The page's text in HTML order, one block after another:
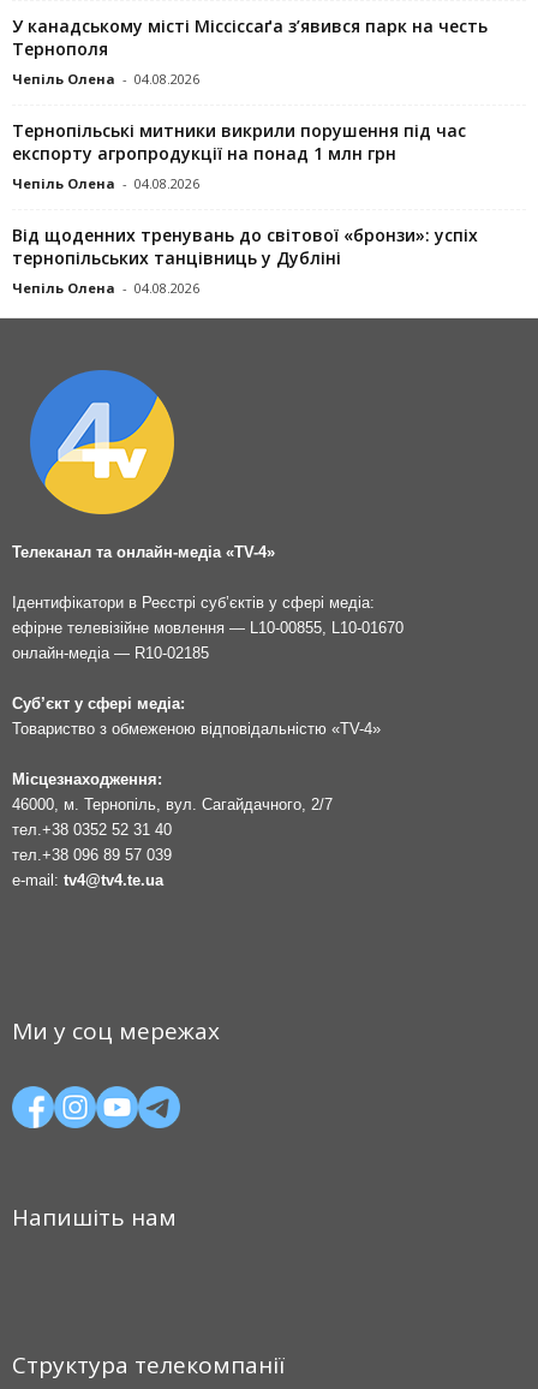
У канадському місті Міссіссаґа з’явився парк на честь
Тернополя
Чепіль Олена - 04.08.2026
Тернопільські митники викрили порушення під час
експорту агропродукції на понад 1 млн грн
Чепіль Олена - 04.08.2026
Від щоденних тренувань до світової «бронзи»: успіх
тернопільських танцівниць у Дубліні
Чепіль Олена - 04.08.2026
Телеканал та онлайн-медіа «TV-4»
Ідентифікатори в Реєстрі суб’єктів у сфері медіа:
ефірне телевізійне мовлення — L10-00855, L10-01670
онлайн-медіа — R10-02185
Суб’єкт у сфері медіа:
Товариство з обмеженою відповідальністю «TV-4»
Місцезнаходження:
46000, м. Тернопіль, вул. Сагайдачного, 2/7
тел. +38 0352 52 31 40
тел. +38 096 89 57 039
e-mail: tv4@tv4.te.ua
Ми у соц мережах
Напишіть нам
Структура телекомпанії